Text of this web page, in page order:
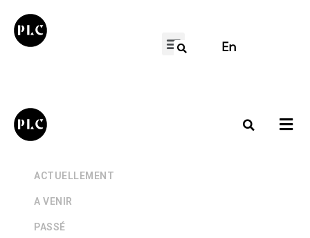
En
ACTUELLEMENT
A VENIR
PASSÉ